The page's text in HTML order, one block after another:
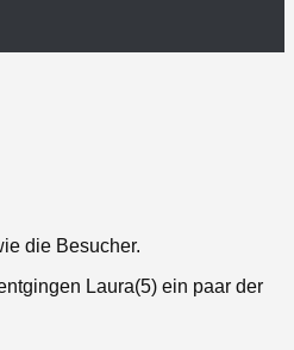
die Besucher.
Laura(5) ein paar der